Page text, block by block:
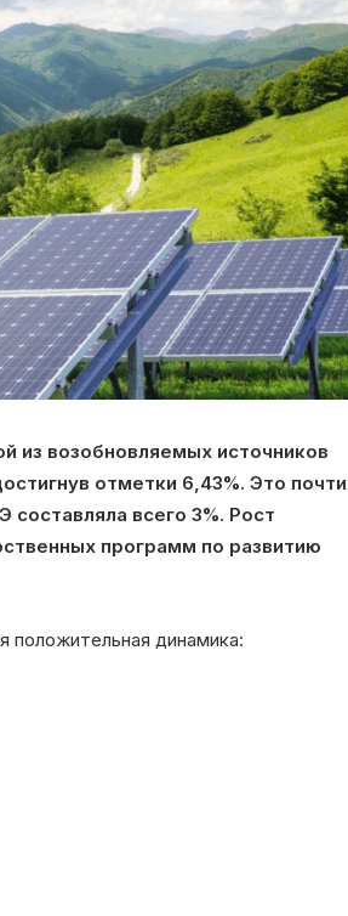
из возобновляемых источников
отметки 6,43%. Это почти
всего 3%. Рост
программ по развитию
положительная динамика: